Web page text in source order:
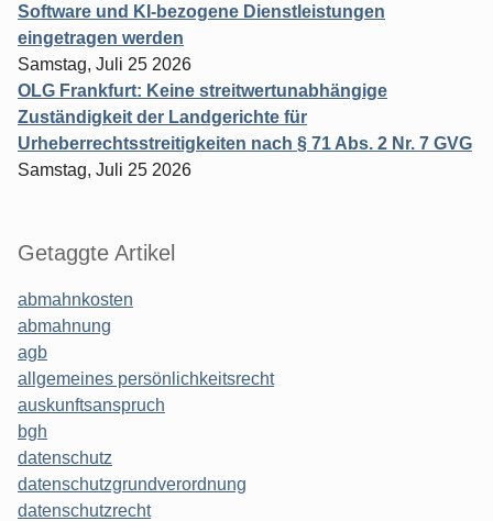
Software und KI-bezogene Dienstleistungen
eingetragen werden
Samstag, Juli 25 2026
OLG Frankfurt: Keine streitwertunabhängige
Zuständigkeit der Landgerichte für
Urheberrechtsstreitigkeiten nach § 71 Abs. 2 Nr. 7 GVG
Samstag, Juli 25 2026
Getaggte Artikel
abmahnkosten
abmahnung
agb
allgemeines persönlichkeitsrecht
auskunftsanspruch
bgh
datenschutz
datenschutzgrundverordnung
datenschutzrecht